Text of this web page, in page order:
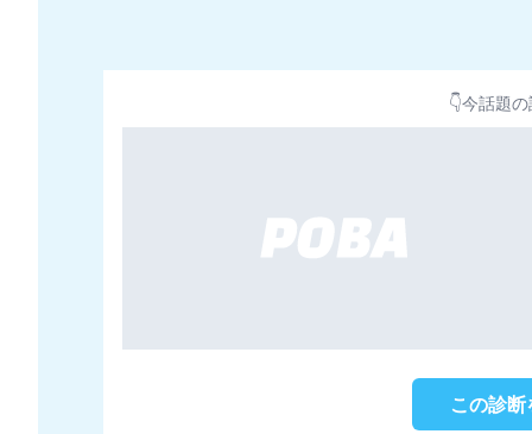
👇今話題
この診